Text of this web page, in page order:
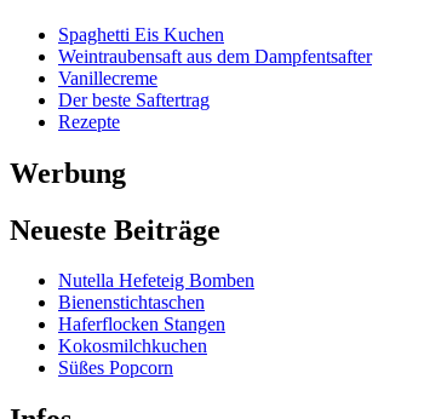
Spaghetti Eis Kuchen
Weintraubensaft aus dem Dampfentsafter
Vanillecreme
Der beste Saftertrag
Rezepte
Werbung
Neueste Beiträge
Nutella Hefeteig Bomben
Bienenstichtaschen
Haferflocken Stangen
Kokosmilchkuchen
Süßes Popcorn